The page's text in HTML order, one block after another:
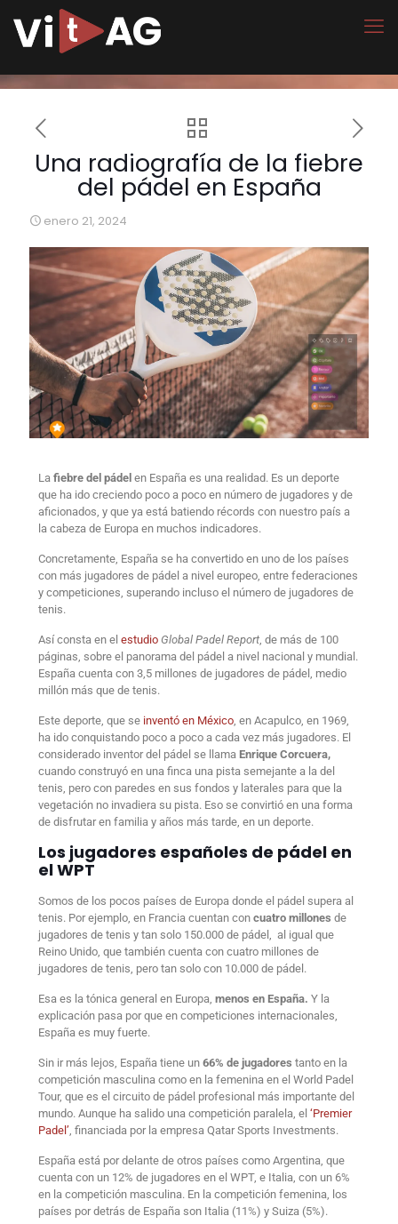
Una radiografía de la fiebre
del pádel en España
enero 21, 2024
La fiebre del pádel en España es una realidad. Es un deporte
que ha ido creciendo poco a poco en número de jugadores y de
aficionados, y que ya está batiendo récords con nuestro país a
la cabeza de Europa en muchos indicadores.
Concretamente, España se ha convertido en uno de los países
con más jugadores de pádel a nivel europeo, entre federaciones
y competiciones, superando incluso el número de jugadores de
tenis.
Así consta en el estudio Global Padel Report , de más de 100
páginas, sobre el panorama del pádel a nivel nacional y mundial.
España cuenta con 3,5 millones de jugadores de pádel, medio
millón más que de tenis.
Este deporte, que se inventó en México , en Acapulco, en 1969,
ha ido conquistando poco a poco a cada vez más jugadores. El
considerado inventor del pádel se llama Enrique Corcuera,
cuando construyó en una finca una pista semejante a la del
tenis, pero con paredes en sus fondos y laterales para que la
vegetación no invadiera su pista. Eso se convirtió en una forma
de disfrutar en familia y años más tarde, en un deporte.
Los jugadores españoles de pádel en
el WPT
Somos de los pocos países de Europa donde el pádel supera al
tenis. Por ejemplo, en Francia cuentan con cuatro millones de
jugadores de tenis y tan solo 150.000 de pádel, al igual que
Reino Unido, que también cuenta con cuatro millones de
jugadores de tenis, pero tan solo con 10.000 de pádel.
Esa es la tónica general en Europa, menos en España. Y la
explicación pasa por que en competiciones internacionales,
España es muy fuerte.
Sin ir más lejos, España tiene un 66% de jugadores tanto en la
competición masculina como en la femenina en el World Padel
Tour, que es el circuito de pádel profesional más importante del
mundo. Aunque ha salido una competición paralela, el ‘Premier
Padel’ , financiada por la empresa Qatar Sports Investments.
España está por delante de otros países como Argentina, que
cuenta con un 12% de jugadores en el WPT, e Italia, con un 6%
en la competición masculina. En la competición femenina, los
países por detrás de España son Italia (11%) y Suiza (5%).